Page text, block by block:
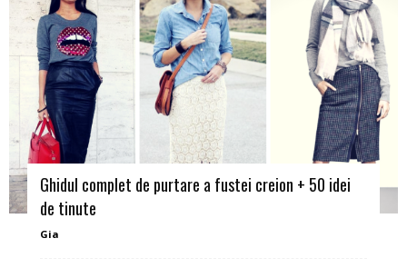
Ghidul complet de purtare a fustei creion + 50 idei
de tinute
Gia